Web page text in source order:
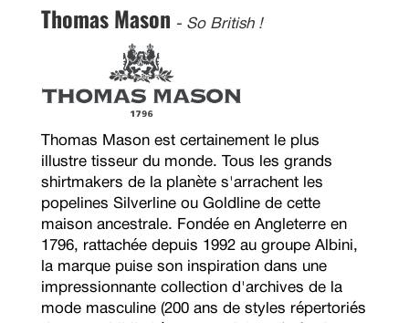
Thomas Mason - So British !
Thomas Mason est certainement le plus
illustre tisseur du monde. Tous les grands
shirtmakers de la planète s'arrachent les
popelines Silverline ou Goldline de cette
maison ancestrale. Fondée en Angleterre en
1796, rattachée depuis 1992 au groupe Albini,
la marque puise son inspiration dans une
impressionnante collection d'archives de la
mode masculine (200 ans de styles répertoriés